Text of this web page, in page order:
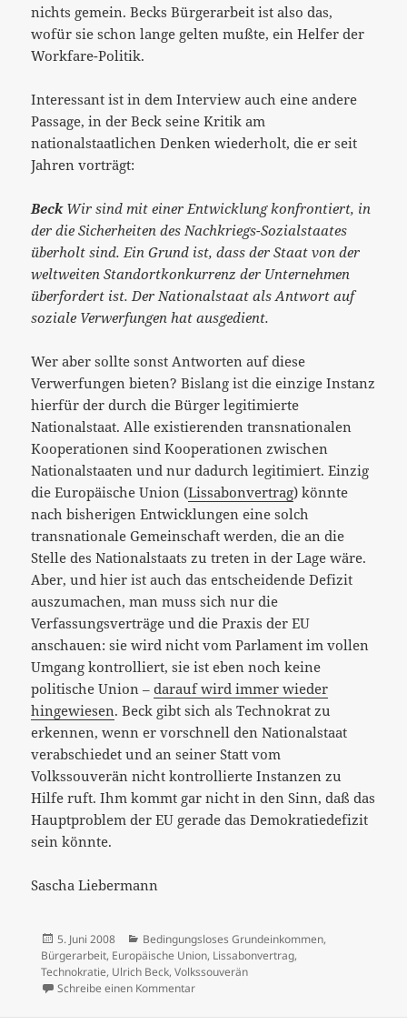
nichts gemein. Becks Bürgerarbeit ist also das,
wofür sie schon lange gelten mußte, ein Helfer der
Workfare-Politik.
Interessant ist in dem Interview auch eine andere
Passage, in der Beck seine Kritik am
nationalstaatlichen Denken wiederholt, die er seit
Jahren vorträgt:
BeckWir sind mit einer Entwicklung konfrontiert, in
der die Sicherheiten des Nachkriegs-Sozialstaates
überholt sind. Ein Grund ist, dass der Staat von der
weltweiten Standortkonkurrenz der Unternehmen
überfordert ist. Der Nationalstaat als Antwort auf
soziale Verwerfungen hat ausgedient.
Wer aber sollte sonst Antworten auf diese
Verwerfungen bieten? Bislang ist die einzige Instanz
hierfür der durch die Bürger legitimierte
Nationalstaat. Alle existierenden transnationalen
Kooperationen sind Kooperationen zwischen
Nationalstaaten und nur dadurch legitimiert. Einzig
die Europäische Union (Lissabonvertrag) könnte
nach bisherigen Entwicklungen eine solch
transnationale Gemeinschaft werden, die an die
Stelle des Nationalstaats zu treten in der Lage wäre.
Aber, und hier ist auch das entscheidende Defizit
auszumachen, man muss sich nur die
Verfassungsverträge und die Praxis der EU
anschauen: sie wird nicht vom Parlament im vollen
Umgang kontrolliert, sie ist eben noch keine
politische Union –darauf wird immer wieder
hingewiesen. Beck gibt sich als Technokrat zu
erkennen, wenn er vorschnell den Nationalstaat
verabschiedet und an seiner Statt vom
Volkssouverän nicht kontrollierte Instanzen zu
Hilfe ruft. Ihm kommt gar nicht in den Sinn, daß das
Hauptproblem der EU gerade das Demokratiedefizit
sein könnte.
Sascha Liebermann
Veröffentlicht
am
5. Juni 2008 Kategorien
Bedingungsloses Grundeinkommen,
Bürgerarbeit, Europäische Union, Lissabonvertrag,
Technokratie, Ulrich Beck, Volkssouverän
Schreibe einen Kommentarzu Bürgerarbeit und Grundeinkommen –